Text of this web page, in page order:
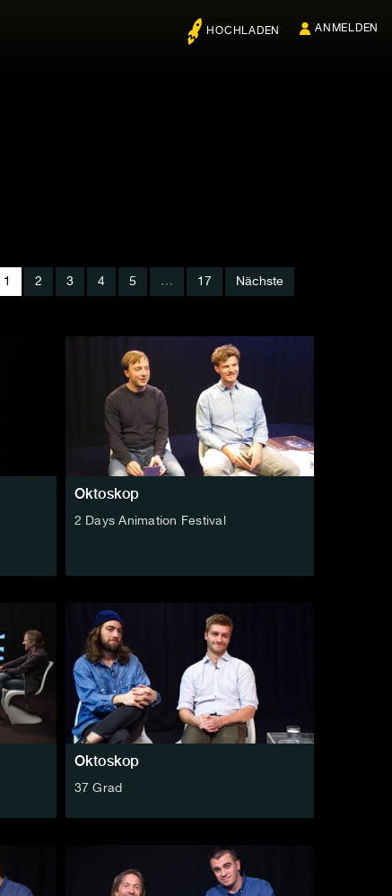
HOCHLADEN ANMELDEN
1 2 3 4 5 … 17 Nächste
Oktoskop
2 Days Animation Festival
Oktoskop
37 Grad